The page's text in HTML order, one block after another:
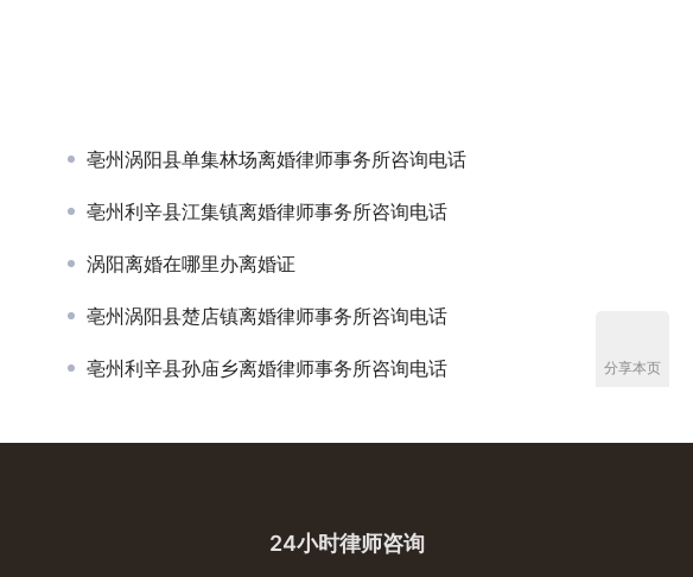
亳州涡阳县单集林场离婚律师事务所咨询电话
亳州利辛县江集镇离婚律师事务所咨询电话
涡阳离婚在哪里办离婚证
亳州涡阳县楚店镇离婚律师事务所咨询电话
亳州利辛县孙庙乡离婚律师事务所咨询电话
24小时律师咨询
分享本页